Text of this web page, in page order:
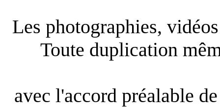
Les photographies,
Toute duplication
avec l'accord préalable